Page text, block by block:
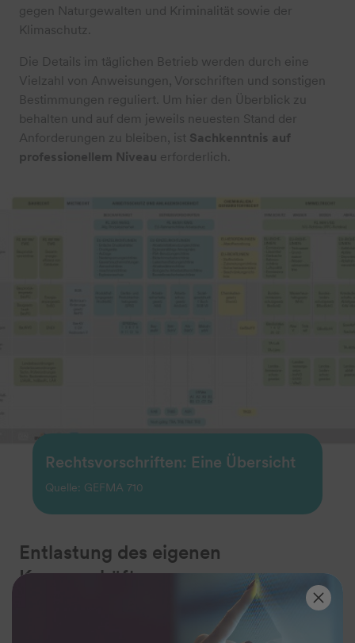
gegen Naturgewalten und Kriminalität sowie der
Klimaschutz.
Die Details im täglichen Betrieb werden durch eine
Vielzahl von Anweisungen, Vorschriften und sonstigen
Bestimmungen reguliert. Um hier den Überblick zu
behalten und auf dem jeweils neuesten Stand der
Anforderungen zu bleiben, ist Sachkenntnis auf
professionellem Niveau erforderlich.
Rechtsvorschriften: Eine Übersicht
Quelle: GEFMA 710
Entlastung des eigenen
Kerngeschäfts
Die Wahrnehmung sämtlicher sich daraus ergebender